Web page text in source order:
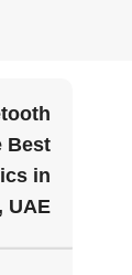
Best
in
UAE